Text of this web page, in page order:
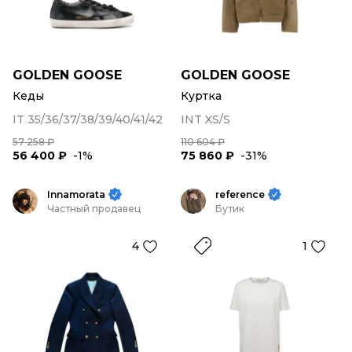
GOLDEN GOOSE
Кеды
IT 35/36/37/38/39/40/41/42
57 258 ₽
56 400 ₽ -1%
GOLDEN GOOSE
Куртка
INT XS/S
110 604 ₽
75 860 ₽ -31%
Innamorata
Частный продавец
4
reference
Бутик
1